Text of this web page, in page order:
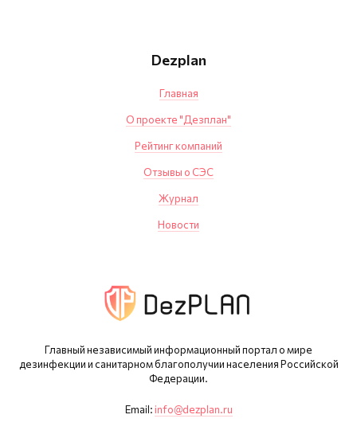
Главный независимый информационный портал о мире
дезинфекции и санитарном благополучии населения Российской
Федерации.
Email: info@dezplan.ru
Dezplan
Главная
О проекте "Дезплан"
Рейтинг компаний
Отзывы о СЭС
Журнал
Новости